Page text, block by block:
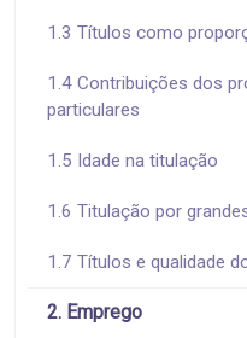
1.3 Títulos como
1.4 Contribuições dos
particulares
1.5 Idade na titulação
1.6 Titulação por
1.7 Títulos e qualidade
2. Emprego